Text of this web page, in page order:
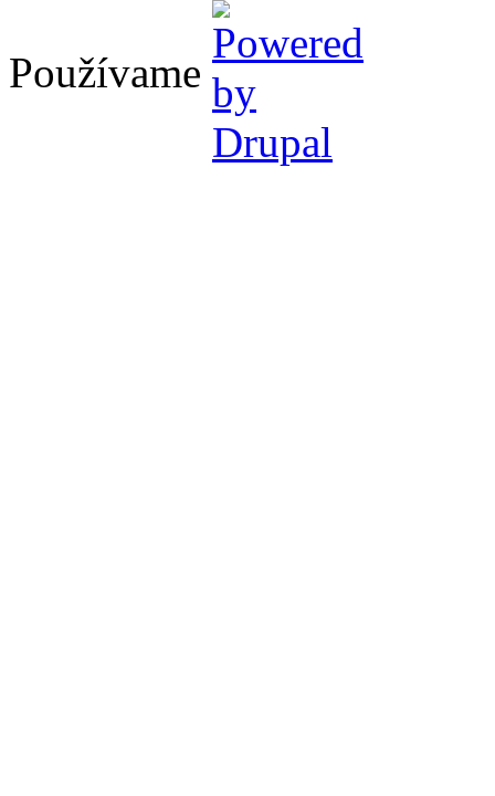
Používame